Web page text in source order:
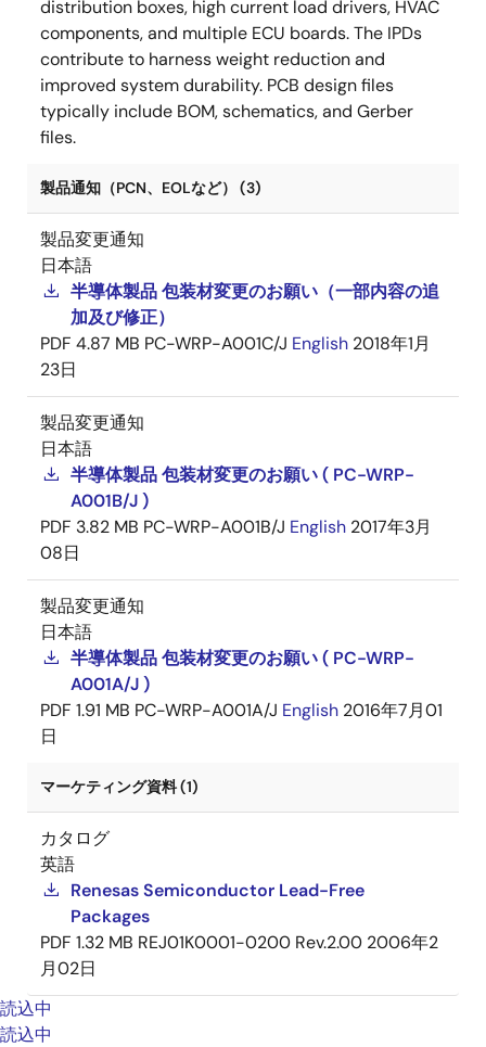
distribution boxes, high current load drivers, HVAC
components, and multiple ECU boards. The IPDs
contribute to harness weight reduction and
improved system durability. PCB design files
typically include BOM, schematics, and Gerber
files.
製品通知（PCN、EOLなど） (3)
製品変更通知
日本語
半導体製品 包装材変更のお願い（一部内容の追
加及び修正）
PDF 4.87 MB PC-WRP-A001C/J English 2018年1月
23日
製品変更通知
日本語
半導体製品 包装材変更のお願い ( PC-WRP-
A001B/J )
PDF 3.82 MB PC-WRP-A001B/J English 2017年3月
08日
製品変更通知
日本語
半導体製品 包装材変更のお願い ( PC-WRP-
A001A/J )
PDF 1.91 MB PC-WRP-A001A/J English 2016年7月01
日
マーケティング資料 (1)
カタログ
英語
Renesas Semiconductor Lead-Free
Packages
PDF 1.32 MB REJ01K0001-0200 Rev.2.00 2006年2
月02日
読込中
読込中